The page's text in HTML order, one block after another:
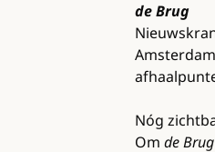
de Brug
Nóg
Om de Brug